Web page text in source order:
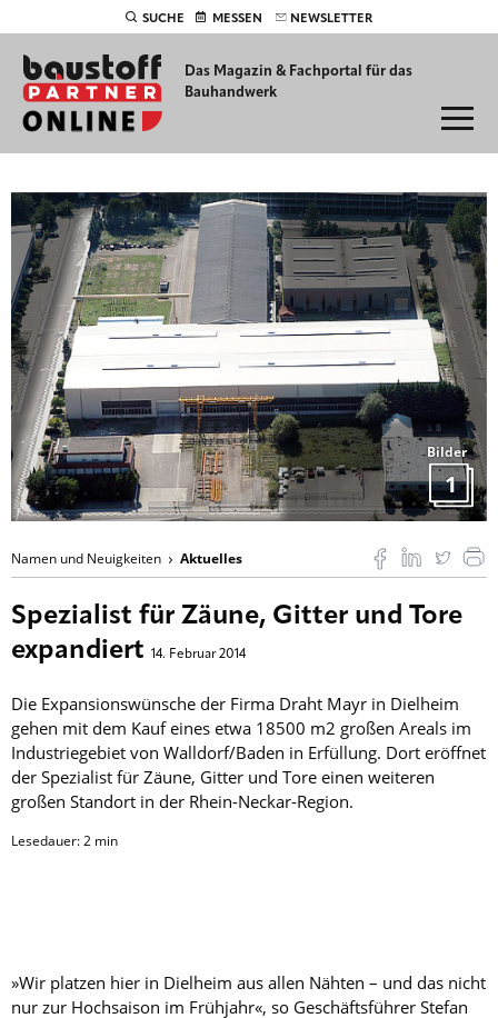
SUCHE MESSEN NEWSLETTER
Das Magazin & Fachportal für das
Bauhandwerk
Bilder
1
Namen und Neuigkeiten Aktuelles
Spezialist für Zäune, Gitter und Tore
expandiert 14. Februar 2014
Die Expansionswünsche der Firma Draht Mayr in Dielheim
gehen mit dem Kauf eines etwa 18500 m2 großen Areals im
Industriegebiet von Walldorf/Baden in Erfüllung. Dort eröffnet
der Spezialist für Zäune, Gitter und Tore einen weiteren
großen Standort in der Rhein-Neckar-Region.
Lesedauer:2 min
»Wir platzen hier in Dielheim aus allen Nähten – und das nicht
nur zur Hochsaison im Frühjahr«, so Geschäftsführer Stefan